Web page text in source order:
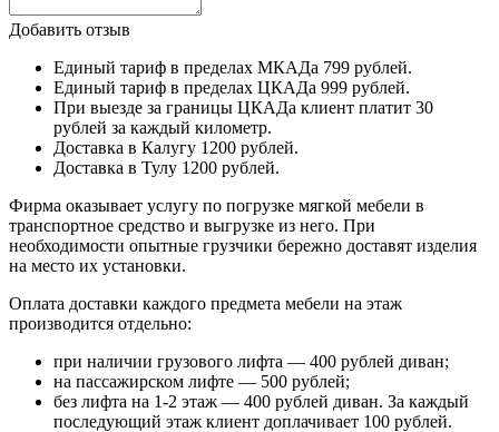
Добавить отзыв
Единый тариф в пределах МКАДа 799 рублей.
Единый тариф в пределах ЦКАДа 999 рублей.
При выезде за границы ЦКАДа клиент платит 30
рублей за каждый километр.
Доставка в Калугу 1200 рублей.
Доставка в Тулу 1200 рублей.
Фирма оказывает услугу по погрузке мягкой мебели в
транспортное средство и выгрузке из него. При
необходимости опытные грузчики бережно доставят изделия
на место их установки.
Оплата доставки каждого предмета мебели на этаж
производится отдельно:
при наличии грузового лифта — 400 рублей диван;
на пассажирском лифте — 500 рублей;
без лифта на 1-2 этаж — 400 рублей диван. За каждый
последующий этаж клиент доплачивает 100 рублей.